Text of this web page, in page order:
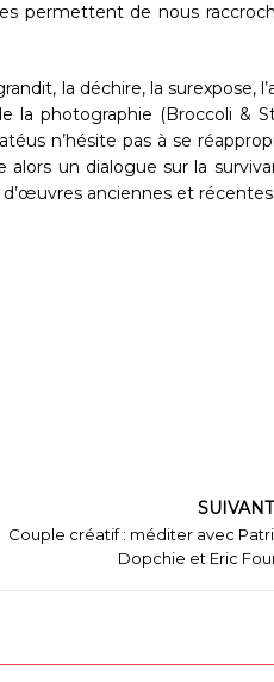
permettent de nous
la déchire, la surexpose,
la photographie (Broccoli &
n’hésite pas à se
un dialogue sur la
anciennes et
SUIVANT
Couple créatif : méditer avec
Dopchie et Eric